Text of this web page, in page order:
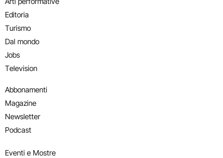
Editoria
Turismo
Dal mondo
Jobs
Television
Abbonamenti
Magazine
Newsletter
Podcast
Eventi e Mostre